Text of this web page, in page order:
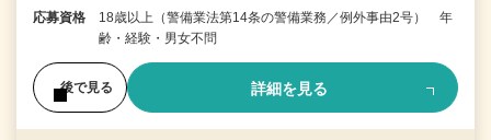
応募資格
18歳以上（警備業法第14条の警備業務／例外事由2号） 年
齢・経験・男女不問
後で見る 詳細を見る